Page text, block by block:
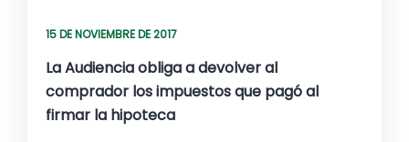
15 DE NOVIEMBRE DE 2017
La Audiencia obliga a devolver al
comprador los impuestos que pagó al
firmar la hipoteca